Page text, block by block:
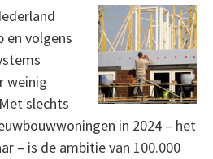
en volgens
weinig
slechts
in 2024 – het
– is de ambitie van 100.000